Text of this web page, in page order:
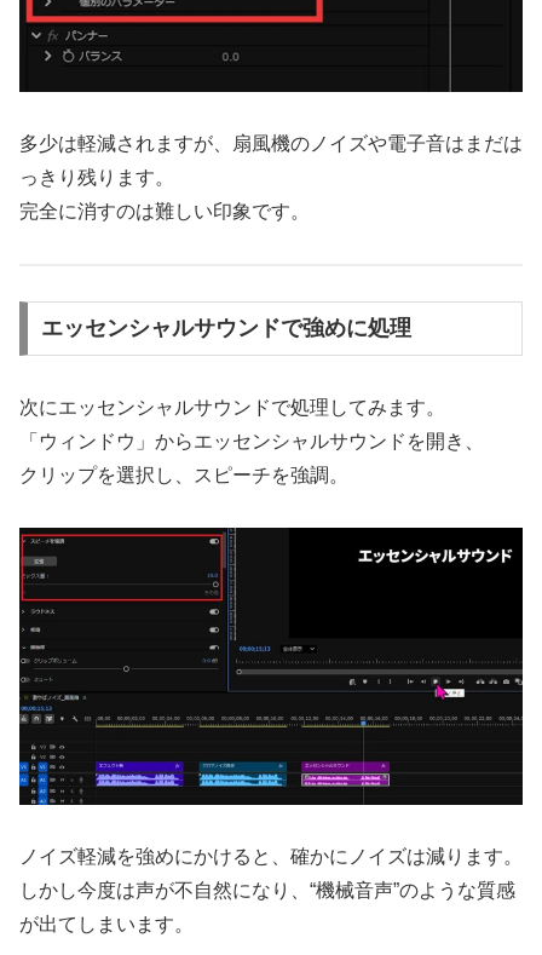
多少は軽減されますが、扇風機のノイズや電子音はまだは
っきり残ります。
完全に消すのは難しい印象です。
エッセンシャルサウンドで強めに処理
次にエッセンシャルサウンドで処理してみます。
「ウィンドウ」からエッセンシャルサウンドを開き、
クリップを選択し、スピーチを強調。
ノイズ軽減を強めにかけると、確かにノイズは減ります。
しかし今度は声が不自然になり、“機械音声”のような質感
が出てしまいます。